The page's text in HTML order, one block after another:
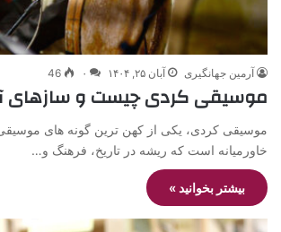
آرمین جهانگیری آبان ۲۵, ۱۴۰۴ ۰ 46
موسیقی کردی چیست و سازهای
موسیقی کردی، یکی از کهن ترین گونه های
خاورمیانه است که ریشه در تاریخ، فرهنگ و…
بیشتر بخوانید »